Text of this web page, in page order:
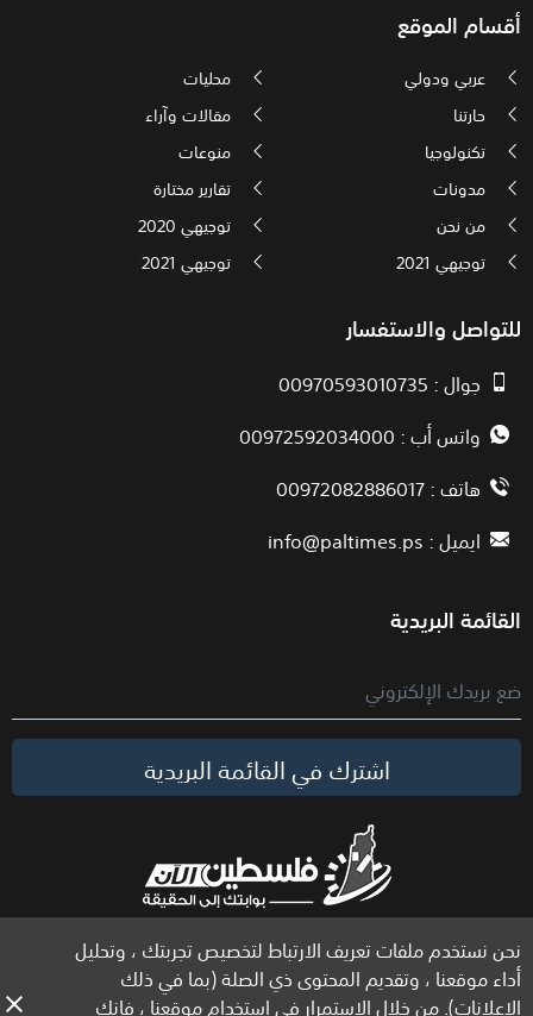
نحن نستخدم ملفات تعريف الارتباط لتخصيص تجربتك ، وتحليل
أداء موقعنا ، وتقديم المحتوى ذي الصلة (بما في ذلك
الإعلانات). من خلال الاستمرار في استخدام موقعنا ، فإنك
أقسام الموقع
عربي ودولي
محليات
حارتنا
مقالات وآراء
تكنولوجيا
منوعات
مدونات
تقارير مختارة
من نحن
توجيهي 2020
توجيهي 2021
توجيهي 2021
للتواصل والاستفسار
جوال : 00970593010735
واتس أب : 00972592034000
هاتف : 00972082886017
ايميل :info@paltimes.ps
القائمة البريدية
اشترك في القائمة البريدية
الحقوق محفوظة لموقع فلسطين الآن © 2026